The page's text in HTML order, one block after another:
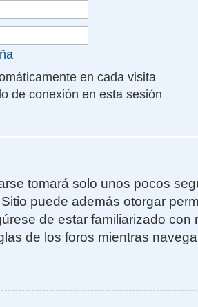
en cada visita
de conexión en esta sesión
tomará solo unos pocos
puede además otorgar
de estar familiarizado con
de los foros mientras